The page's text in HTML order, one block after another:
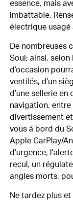
essence, mais
imbattable.
électrique usagé
De nombreuses
Soul; ainsi, selon
d’occasion
ventilés, d’un
d’une sellerie en
navigation,
divertissement
vous à bord du
Apple CarPlay/
d’urgence,
recul, un
angles morts,
Ne tardez plus